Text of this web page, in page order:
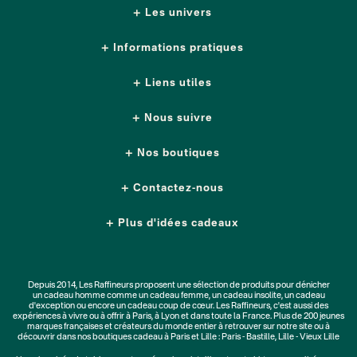
Les univers
Informations pratiques
Liens utiles
Nous suivre
Nos boutiques
Contactez-nous
Plus d'idées cadeaux
Depuis 2014, Les Raffineurs proposent une sélection de produits pour dénicher
uncadeau hommecomme un cadeau femme, uncadeau insolite, uncadeau
d'exceptionou encore un cadeau coup de cœur. Les Raffineurs, c'est aussi des
expériences à vivreou à offrir à Paris, à Lyon et dans toute la France. Plus de200 jeunes
marquesfrançaises et créateurs du monde entier à retrouver sur notre site ou à
découvrir dans nos boutiques cadeau à Paris et Lille : Paris - Bastille, Lille - Vieux Lille